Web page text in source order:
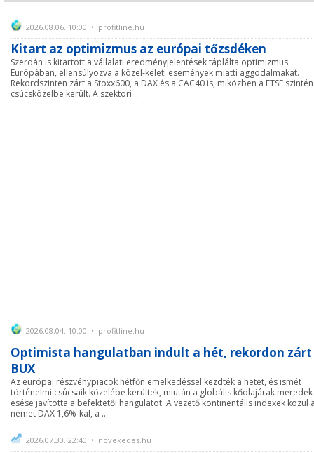
2026.08.06. 10:00 • profitline.hu
Kitart az optimizmus az európai tőzsdéken
Szerdán is kitartott a vállalati eredményjelentések táplálta optimizmus
Európában, ellensúlyozva a közel-keleti események miatti aggodalmakat.
Rekordszinten zárt a Stoxx600, a DAX és a CAC40 is, miközben a FTSE szintén
csúcsközelbe került. A szektori ...
2026.08.04. 10:00 • profitline.hu
Optimista hangulatban indult a hét, rekordon zárt
BUX
Az európai részvénypiacok hétfőn emelkedéssel kezdték a hetet, és ismét
történelmi csúcsaik közelébe kerültek, miután a globális kőolajárak meredek
esése javította a befektetői hangulatot. A vezető kontinentális indexek közül
német DAX 1,6%-kal, a ...
2026.07.30. 22:40 • novekedes.hu